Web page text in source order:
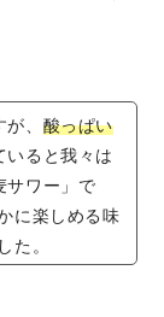
、 酸っぱい
いると我々は
サワー」で
に楽しめる味
た。